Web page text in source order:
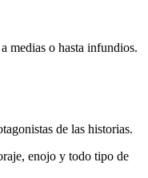
medias o hasta infundios.
de las historias.
enojo y todo tipo de